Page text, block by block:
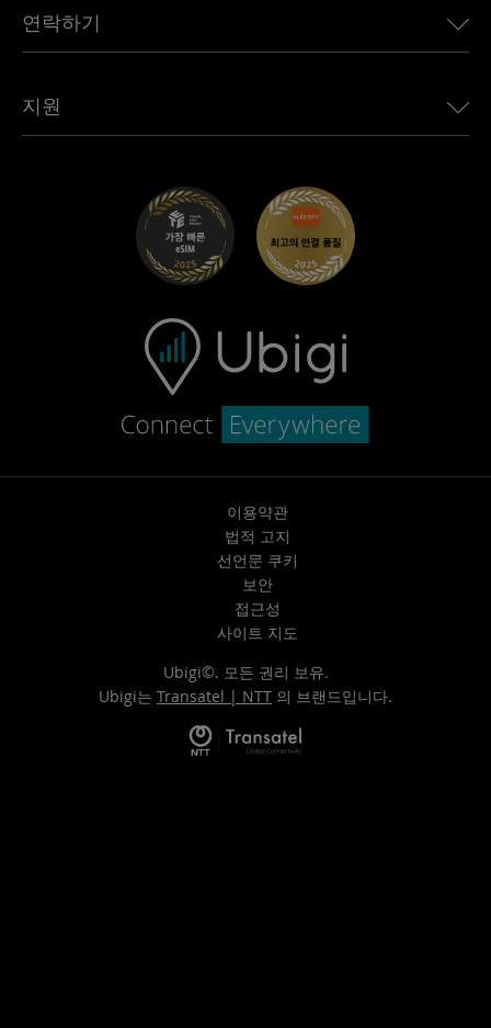
아프리카용 eSIM
모든 목적지 보기
Jeep용 Ubigi
Mini용 Ubigi
Maserati용 Ubigi
언론에 소개된 Ubigi
Ubigi 앱
연락하기
제휴 프로그램
지원
이용약관
법적 고지
선언문 쿠키
보안
접근성
사이트 지도
Ubigi©. 모든 권리 보유.
Ubigi는 Transatel | NTT 의 브랜드입니다.